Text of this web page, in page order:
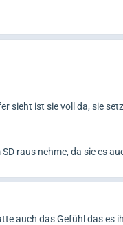
sieht ist sie voll da, sie
raus nehme, da sie es
auch das Gefühl das es